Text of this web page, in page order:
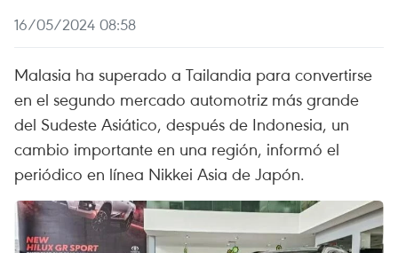
16/05/2024 08:58
Malasia ha superado a Tailandia para convertirse
en el segundo mercado automotriz más grande
del Sudeste Asiático, después de Indonesia, un
cambio importante en una región, informó el
periódico en línea Nikkei Asia de Japón.